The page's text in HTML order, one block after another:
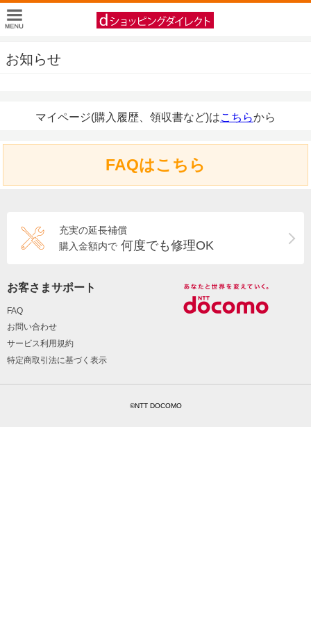
お知らせ
マイページ(購入履歴、領収書など)はこちらから
FAQはこちら
充実の延長補償
購入金額内で 何度でも修理OK
お客さまサポート
FAQ
お問い合わせ
サービス利用規約
特定商取引法に基づく表示
©NTT DOCOMO